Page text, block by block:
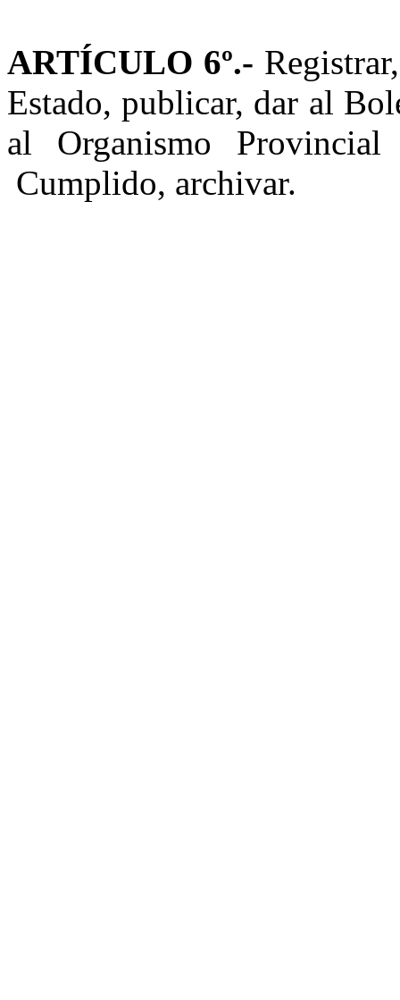
ARTÍCULO 6º.-
Estado, publicar, dar al
al Organismo
Cumplido, archivar.